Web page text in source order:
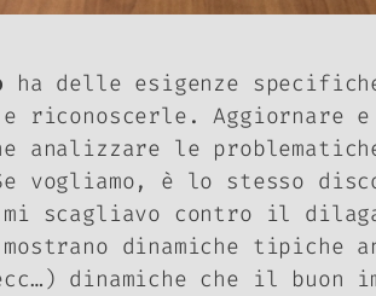
ha delle esigenze
riconoscerle. Aggiornare
analizzare le
è lo stesso
scagliavo contro il
dinamiche tipiche
che il buon